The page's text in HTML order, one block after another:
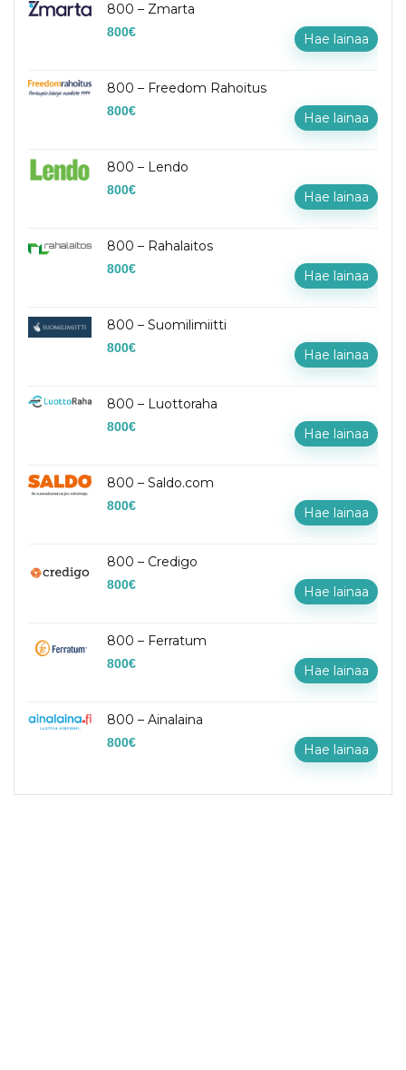
800 – Zmarta
800€ Hae lainaa
800 – Freedom Rahoitus
800€ Hae lainaa
800 – Lendo
800€ Hae lainaa
800 – Rahalaitos
800€ Hae lainaa
800 – Suomilimiitti
800€ Hae lainaa
800 – Luottoraha
800€ Hae lainaa
800 – Saldo.com
800€ Hae lainaa
800 – Credigo
800€ Hae lainaa
800 – Ferratum
800€ Hae lainaa
800 – Ainalaina
800€ Hae lainaa